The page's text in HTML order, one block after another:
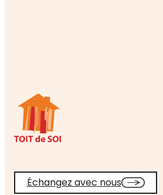
Échangez avec nous